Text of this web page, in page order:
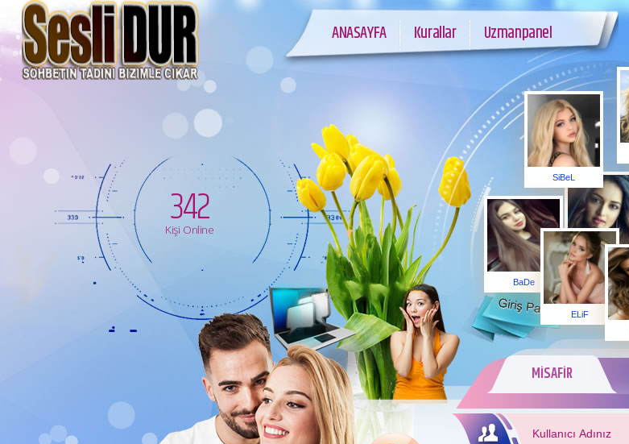
ANASAYFA Kurallar Uzmanpanel
342
Kişi Online
MİSAFİR
SiBeL
BaDe
EMeL
ELiF